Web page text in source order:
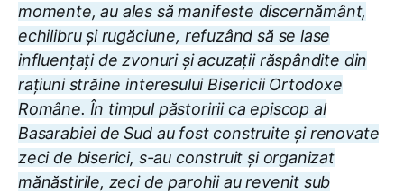
momente, au ales să manifeste discernământ,
echilibru și rugăciune, refuzând să se lase
influențați de zvonuri și acuzații răspândite din
rațiuni străine interesului Bisericii Ortodoxe
Române. În timpul păstoririi ca episcop al
Basarabiei de Sud au fost construite și renovate
zeci de biserici, s-au construit și organizat
mănăstirile, zeci de parohii au revenit sub